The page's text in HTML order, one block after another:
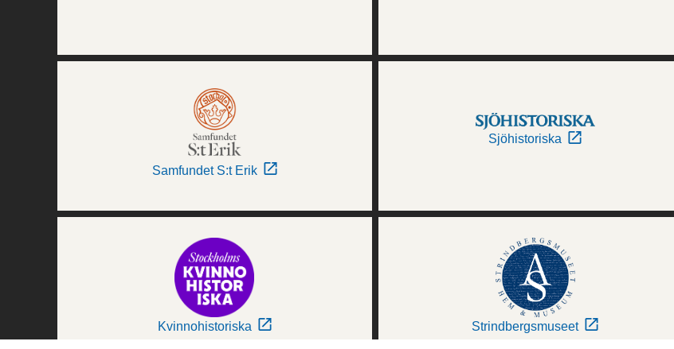
Samfundet S:t Erik
Sjöhistoriska
Kvinnohistoriska Strindbergsmuseet